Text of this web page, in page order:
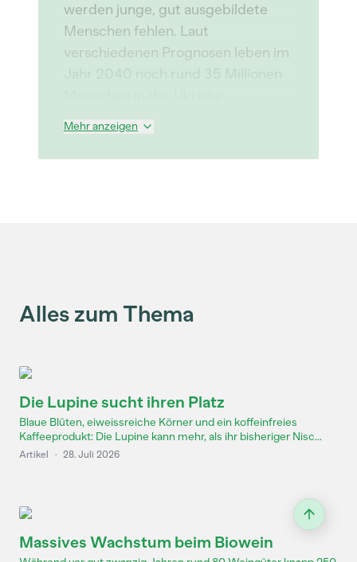
werden junge, gut ausgebildete
Menschen fehlen. Laut
verschiedenen Prognosen leben im
Mehr anzeigen
Alles zum Thema
Die Lupine sucht ihren Platz
Blaue Blüten, eiweissreiche Körner und ein koffeinfreies
Kaffeeprodukt: Die Lupine kann mehr, als ihr bisheriger Nisc...
Artikel · 28. Juli 2026
Massives Wachstum beim Biowein